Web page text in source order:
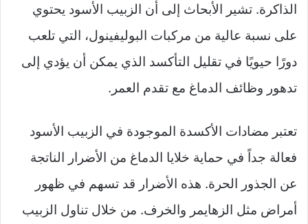
الذاكرة. تشير الأبحاث إلى أن الزبيب الأسود يحتوي
على نسبة عالية من مركبات البوليفينول، التي تلعب
دورًا حيويًا في تقليل التأكسد الذي يمكن أن يؤدي إلى
تدهور وظائف الدماغ مع تقدم العمر.
تعتبر مضادات الأكسدة الموجودة في الزبيب الأسود
فعالة جداً في حماية خلايا الدماغ من الأضرار الناتجة
عن الجذور الحرة. هذه الأضرار قد تسهم في ظهور
أمراض مثل الزهايمر والخرف. من خلال تناول الزبيب